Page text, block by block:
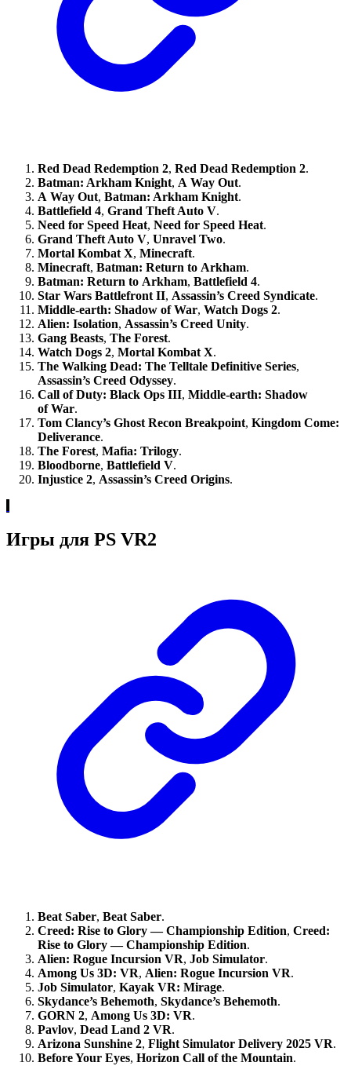
Red Dead Redemption 2, Red Dead Redemption 2.
Batman: Arkham Knight, A Way Out.
A Way Out, Batman: Arkham Knight.
Battlefield 4, Grand Theft Auto V.
Need for Speed Heat, Need for Speed Heat.
Grand Theft Auto V, Unravel Two.
Mortal Kombat X, Minecraft.
Minecraft, Batman: Return to Arkham.
Batman: Return to Arkham, Battlefield 4.
Star Wars Battlefront II, Assassin’s Creed Syndicate.
Middle-earth: Shadow of War, Watch Dogs 2.
Alien: Isolation, Assassin’s Creed Unity.
Gang Beasts, The Forest.
Watch Dogs 2, Mortal Kombat X.
The Walking Dead: The Telltale Definitive Series,
Assassin’s Creed Odyssey.
Call of Duty: Black Ops III, Middle-earth: Shadow
of War.
Tom Clancy’s Ghost Recon Breakpoint, Kingdom Come:
Deliverance.
The Forest, Mafia: Trilogy.
Bloodborne, Battlefield V.
Injustice 2, Assassin’s Creed Origins.
Игры для PS VR2
Beat Saber, Beat Saber.
Creed: Rise to Glory — Championship Edition, Creed:
Rise to Glory — Championship Edition.
Alien: Rogue Incursion VR, Job Simulator.
Among Us 3D: VR, Alien: Rogue Incursion VR.
Job Simulator, Kayak VR: Mirage.
Skydance’s Behemoth, Skydance’s Behemoth.
GORN 2, Among Us 3D: VR.
Pavlov, Dead Land 2 VR.
Arizona Sunshine 2, Flight Simulator Delivery 2025 VR.
Before Your Eyes, Horizon Call of the Mountain.